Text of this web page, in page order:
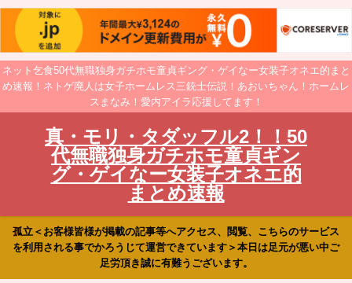
ネット乞食50代無職独身ガチホモ童貞ギング・ゲイなー女装子オネエ的まと
め速報！ネトゲ廃人は女子ホームレス三銃士伝説！あおいちゃん！ホームレ
スまなみ！愛内アイラ応援してます！
真・モリ・タダッフル2！！50
代無職独身ガチホモ童貞ギン
グ・ゲイなー女装子オネエ的
まとめ速報
孤立＜お客様皆様が掲載の記事等へアクセス、閲覧、こちらのサービス
を利用される事でかろうじて運営できています＞本日は足元が悪い中ご
足労頂き誠に有難うございます。